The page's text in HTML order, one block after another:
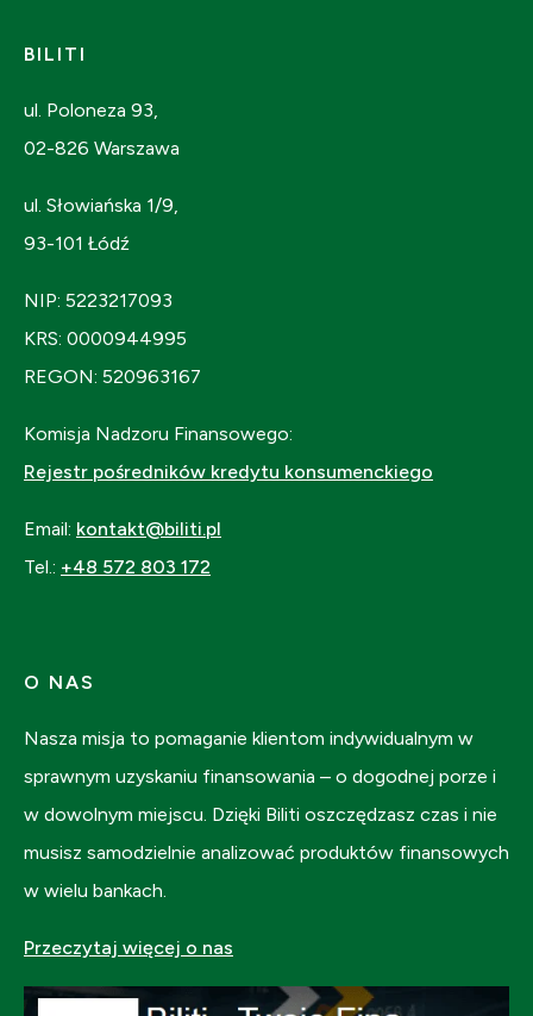
BILITI
ul. Poloneza 93,
02-826 Warszawa
ul. Słowiańska 1/9,
93-101 Łódź
NIP: 5223217093
KRS: 0000944995
REGON: 520963167
Komisja Nadzoru Finansowego:
Rejestr pośredników kredytu konsumenckiego
Email: kontakt@biliti.pl
Tel.: +48 572 803 172
O NAS
Nasza misja to pomaganie klientom indywidualnym w
sprawnym uzyskaniu finansowania – o dogodnej porze i
w dowolnym miejscu. Dzięki Biliti oszczędzasz czas i nie
musisz samodzielnie analizować produktów finansowych
w wielu bankach.
Przeczytaj więcej o nas